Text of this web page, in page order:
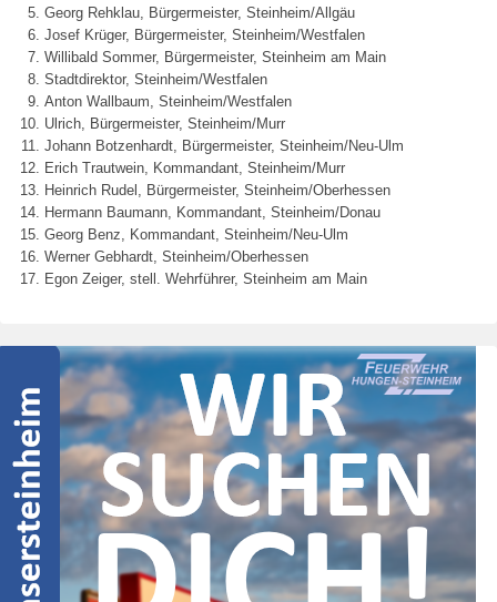
Georg Rehklau, Bürgermeister, Steinheim/Allgäu
Josef Krüger, Bürgermeister, Steinheim/Westfalen
Willibald Sommer, Bürgermeister, Steinheim am Main
Stadtdirektor, Steinheim/Westfalen
Anton Wallbaum, Steinheim/Westfalen
Ulrich, Bürgermeister, Steinheim/Murr
Johann Botzenhardt, Bürgermeister, Steinheim/Neu-Ulm
Erich Trautwein, Kommandant, Steinheim/Murr
Heinrich Rudel, Bürgermeister, Steinheim/Oberhessen
Hermann Baumann, Kommandant, Steinheim/Donau
Georg Benz, Kommandant, Steinheim/Neu-Ulm
Werner Gebhardt, Steinheim/Oberhessen
Egon Zeiger, stell. Wehrführer, Steinheim am Main